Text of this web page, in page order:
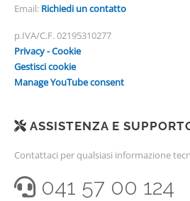
Email: Richiedi un contatto
p.IVA/C.F. 02195310277
Privacy - Cookie
Gestisci cookie
Manage YouTube consent
ASSISTENZA E
Contattaci per qualsiasi informazione
041 57 00 124